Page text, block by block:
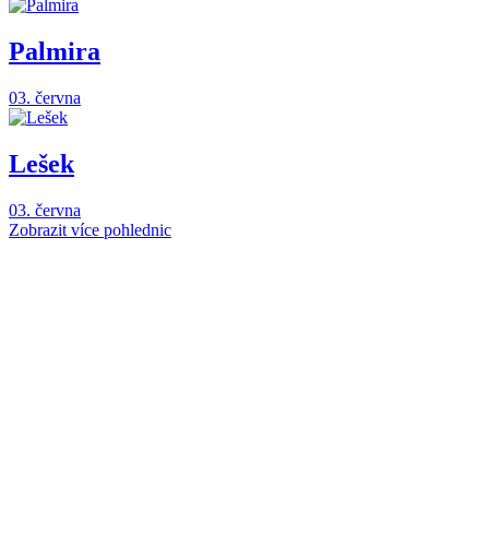
Palmira
03. června
Lešek
03. června
Zobrazit více pohlednic